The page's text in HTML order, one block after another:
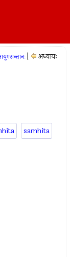
अध्यायः
samhita